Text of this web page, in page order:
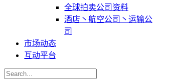
全球拍卖公司资料
酒店丶航空公司丶运输公
司
市场动态
互动平台